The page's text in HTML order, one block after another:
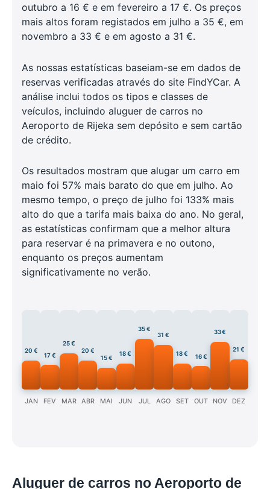
outubro a 16 € e em fevereiro a 17 €. Os preços
mais altos foram registados em julho a 35 €, em
novembro a 33 € e em agosto a 31 €.
As nossas estatísticas baseiam-se em dados de
reservas verificadas através do site FindYCar. A
análise inclui todos os tipos e classes de
veículos, incluindo aluguer de carros no
Aeroporto de Rijeka sem depósito e sem cartão
de crédito.
Os resultados mostram que alugar um carro em
maio foi 57% mais barato do que em julho. Ao
mesmo tempo, o preço de julho foi 133% mais
alto do que a tarifa mais baixa do ano. No geral,
as estatísticas confirmam que a melhor altura
para reservar é na primavera e no outono,
enquanto os preços aumentam
significativamente no verão.
20 €
JAN
17 €
FEV
25 €
MAR
20 €
ABR
15 €
MAI
18 €
JUN
35 €
JUL
31 €
AGO
18 €
SET
16 €
OUT
33 €
NOV
21 €
DEZ
Aluguer de carros no Aeroporto de